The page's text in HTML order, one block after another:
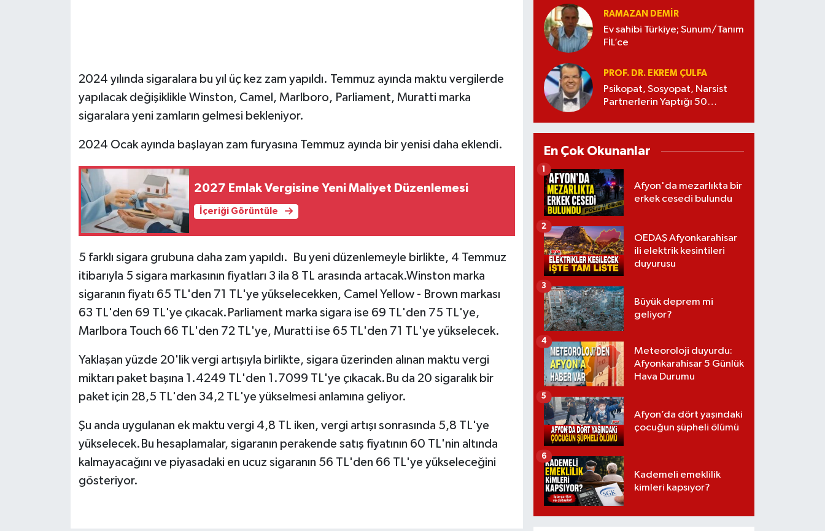
2024 yılında sigaralara bu yıl üç kez zam yapıldı. Temmuz ayında maktu vergilerde
yapılacak değişiklikle Winston, Camel, Marlboro, Parliament, Muratti marka
sigaralara yeni zamların gelmesi bekleniyor.
2024 Ocak ayında başlayan zam furyasına Temmuz ayında bir yenisi daha eklendi.
2027 Emlak Vergisine Yeni Maliyet Düzenlemesi
İçeriği Görüntüle
5 farklı sigara grubuna daha zam yapıldı. Bu yeni düzenlemeyle birlikte, 4 Temmuz
itibarıyla 5 sigara markasının fiyatları 3 ila 8 TL arasında artacak.Winston marka
sigaranın fiyatı 65 TL'den 71 TL'ye yükselecekken, Camel Yellow - Brown markası
63 TL'den 69 TL'ye çıkacak.Parliament marka sigara ise 69 TL'den 75 TL'ye,
Marlbora Touch 66 TL'den 72 TL'ye, Muratti ise 65 TL'den 71 TL'ye yükselecek.
Yaklaşan yüzde 20'lik vergi artışıyla birlikte, sigara üzerinden alınan maktu vergi
miktarı paket başına 1.4249 TL'den 1.7099 TL'ye çıkacak.Bu da 20 sigaralık bir
paket için 28,5 TL'den 34,2 TL'ye yükselmesi anlamına geliyor.
Şu anda uygulanan ek maktu vergi 4,8 TL iken, vergi artışı sonrasında 5,8 TL'ye
yükselecek.Bu hesaplamalar, sigaranın perakende satış fiyatının 60 TL'nin altında
kalmayacağını ve piyasadaki en ucuz sigaranın 56 TL'den 66 TL'ye yükseleceğini
gösteriyor.
RAMAZAN DEMİR
Ev sahibi Türkiye; Sunum/Tanım
FİL’ce
PROF. DR. EKREM ÇULFA
Psikopat, Sosyopat, Narsist
Partnerlerin Yaptığı 50
En Çok Okunanlar
Afyon'da mezarlıkta bir
erkek cesedi bulundu
1
OEDAŞ Afyonkarahisar
ili elektrik kesintileri
duyurusu
2
Büyük deprem mi
geliyor?
3
Meteoroloji duyurdu:
Afyonkarahisar 5 Günlük
Hava Durumu
4
Afyon’da dört yaşındaki
çocuğun şüpheli ölümü
5
Kademeli emeklilik
kimleri kapsıyor?
6